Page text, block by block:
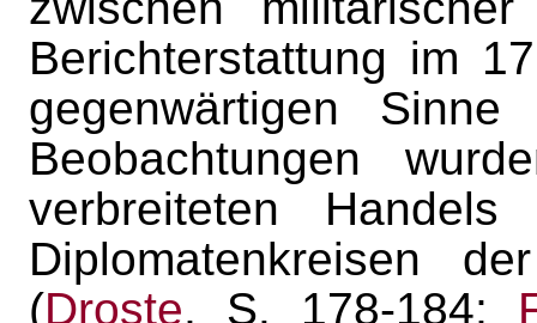
Berichterstattung im
gegenwärtigen
Beobachtungen
verbreiteten
Diplomatenkreisen
(Droste, S. 178-184;